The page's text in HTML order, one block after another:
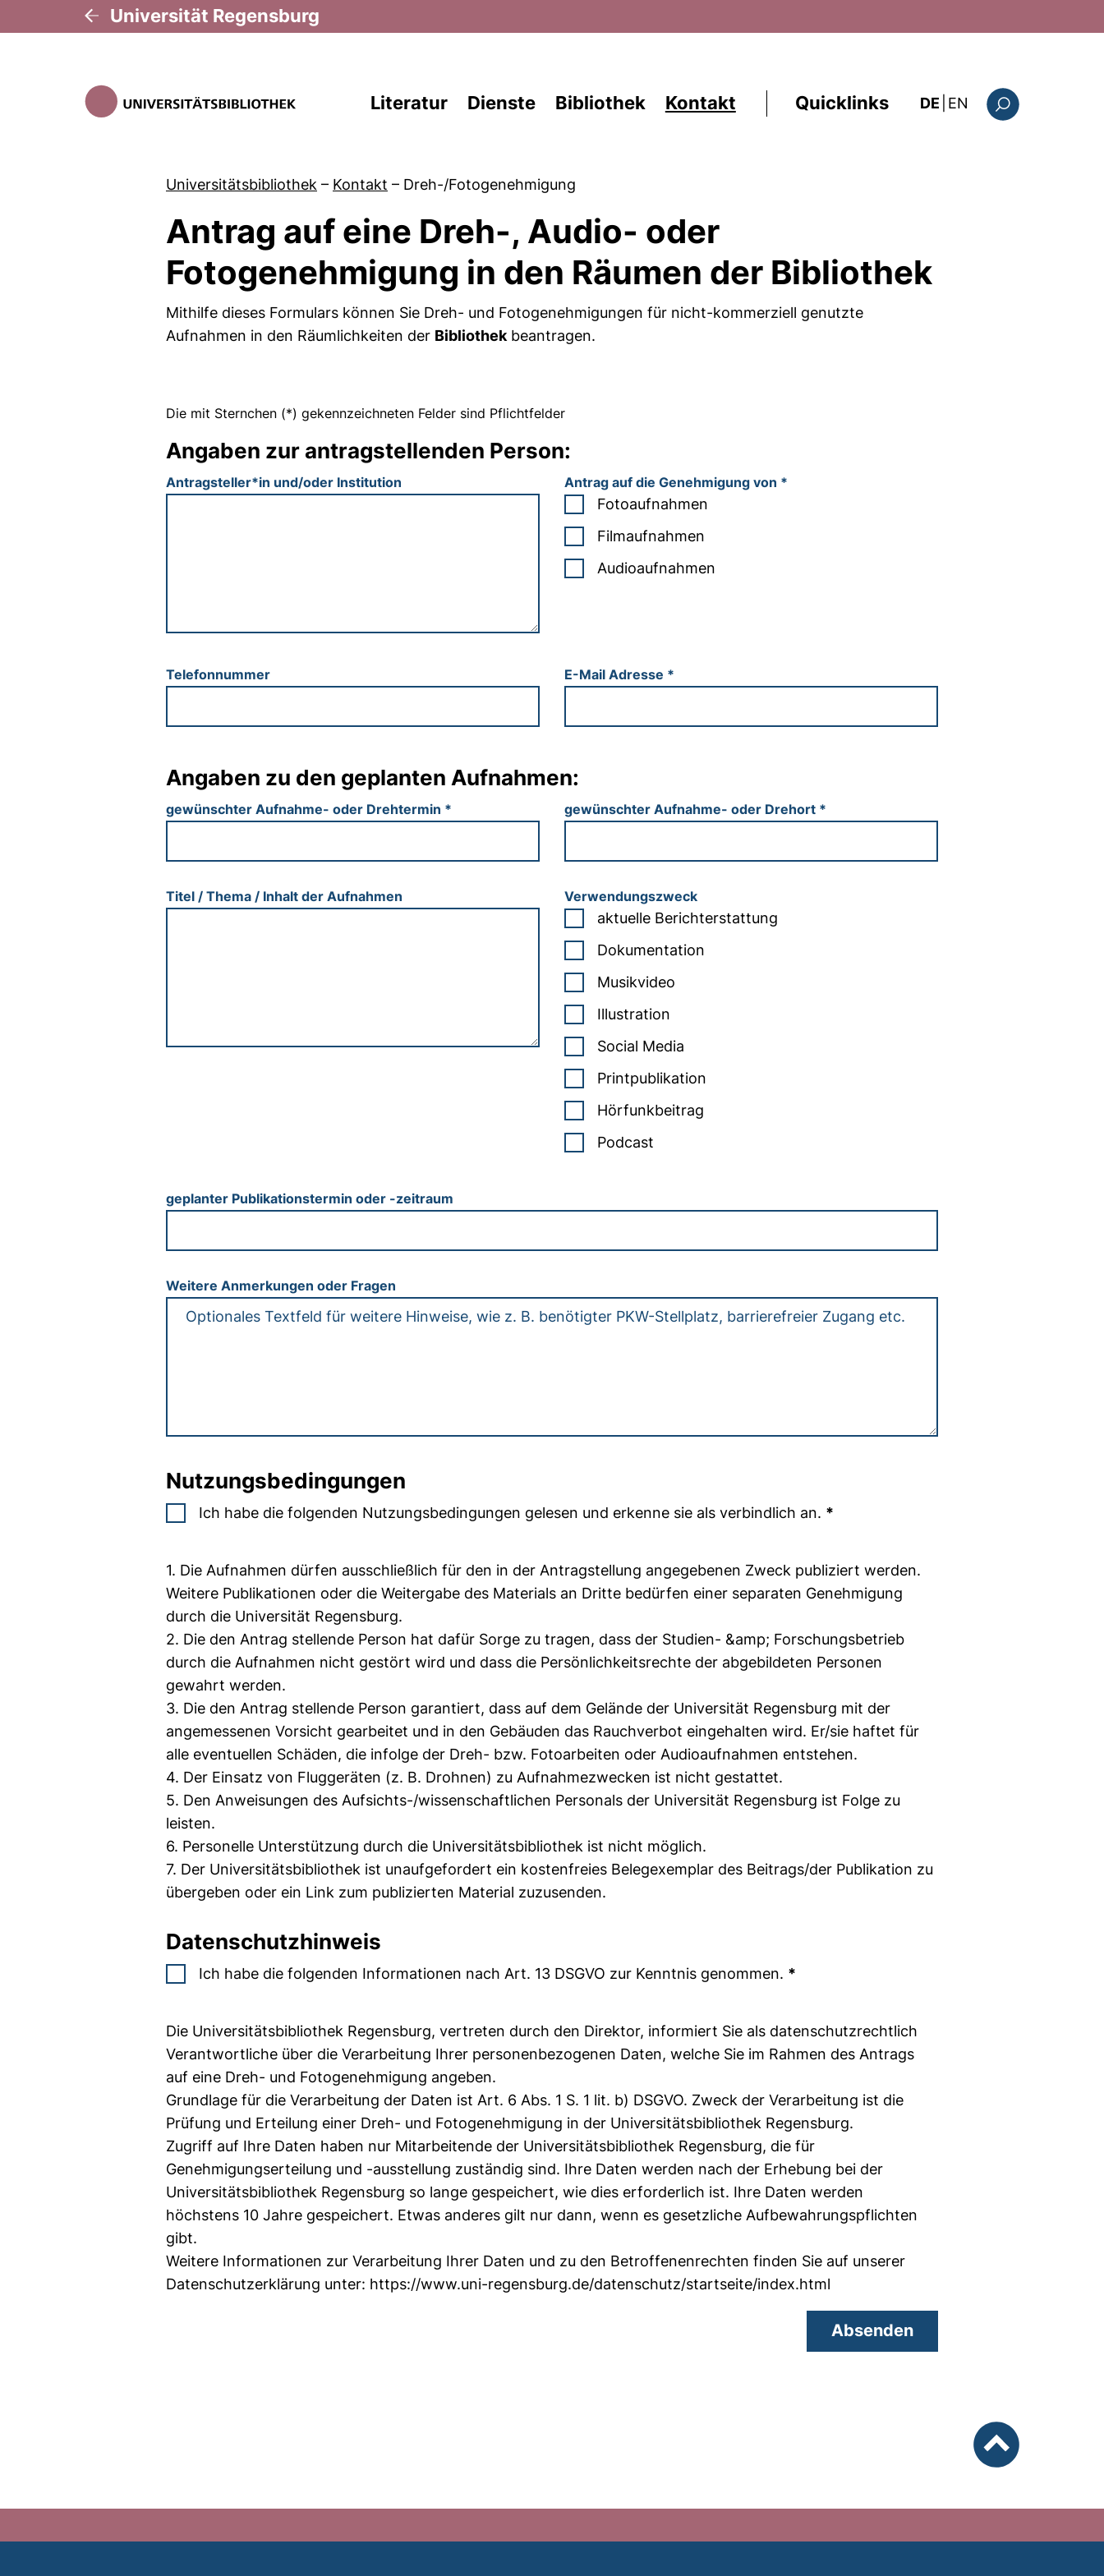
Universität Regensburg
Literatur Dienste Bibliothek Kontakt Quicklinks DE EN : the current page
Universitätsbibliothek – Kontakt – Dreh-/Fotogenehmigung
Antrag auf eine Dreh-, Audio- oder
Fotogenehmigung in den Räumen der Bibliothek
Mithilfe dieses Formulars können Sie Dreh- und Fotogenehmigungen für nicht-kommerziell genutzte
Aufnahmen in den Räumlichkeiten der Bibliothek beantragen.
Die mit Sternchen (*) gekennzeichneten Felder sind Pflichtfelder
Angaben zur antragstellenden Person:
Antragsteller*in und/oder Institution Antrag auf die Genehmigung von *
Fotoaufnahmen
Filmaufnahmen
Audioaufnahmen
Telefonnummer E-Mail Adresse *
Angaben zu den geplanten Aufnahmen:
gewünschter Aufnahme- oder Drehtermin * gewünschter Aufnahme- oder Drehort *
Titel / Thema / Inhalt der Aufnahmen Verwendungszweck
aktuelle Berichterstattung
Dokumentation
Musikvideo
Illustration
Social Media
Printpublikation
Hörfunkbeitrag
Podcast
geplanter Publikationstermin oder -zeitraum
Weitere Anmerkungen oder Fragen
Nutzungsbedingungen
Ich habe die folgenden Nutzungsbedingungen gelesen und erkenne sie als verbindlich an. *
1. Die Aufnahmen dürfen ausschließlich für den in der Antragstellung angegebenen Zweck publiziert werden.
Weitere Publikationen oder die Weitergabe des Materials an Dritte bedürfen einer separaten Genehmigung
durch die Universität Regensburg.
2. Die den Antrag stellende Person hat dafür Sorge zu tragen, dass der Studien- &amp; Forschungsbetrieb
durch die Aufnahmen nicht gestört wird und dass die Persönlichkeitsrechte der abgebildeten Personen
gewahrt werden.
3. Die den Antrag stellende Person garantiert, dass auf dem Gelände der Universität Regensburg mit der
angemessenen Vorsicht gearbeitet und in den Gebäuden das Rauchverbot eingehalten wird. Er/sie haftet für
alle eventuellen Schäden, die infolge der Dreh- bzw. Fotoarbeiten oder Audioaufnahmen entstehen.
4. Der Einsatz von Fluggeräten (z. B. Drohnen) zu Aufnahmezwecken ist nicht gestattet.
5. Den Anweisungen des Aufsichts-/wissenschaftlichen Personals der Universität Regensburg ist Folge zu
leisten.
6. Personelle Unterstützung durch die Universitätsbibliothek ist nicht möglich.
7. Der Universitätsbibliothek ist unaufgefordert ein kostenfreies Belegexemplar des Beitrags/der Publikation zu
übergeben oder ein Link zum publizierten Material zuzusenden.
Datenschutzhinweis
Ich habe die folgenden Informationen nach Art. 13 DSGVO zur Kenntnis genommen. *
Die Universitätsbibliothek Regensburg, vertreten durch den Direktor, informiert Sie als datenschutzrechtlich
Verantwortliche über die Verarbeitung Ihrer personenbezogenen Daten, welche Sie im Rahmen des Antrags
auf eine Dreh- und Fotogenehmigung angeben.
Grundlage für die Verarbeitung der Daten ist Art. 6 Abs. 1 S. 1 lit. b) DSGVO. Zweck der Verarbeitung ist die
Prüfung und Erteilung einer Dreh- und Fotogenehmigung in der Universitätsbibliothek Regensburg.
Zugriff auf Ihre Daten haben nur Mitarbeitende der Universitätsbibliothek Regensburg, die für
Genehmigungserteilung und -ausstellung zuständig sind. Ihre Daten werden nach der Erhebung bei der
Universitätsbibliothek Regensburg so lange gespeichert, wie dies erforderlich ist. Ihre Daten werden
höchstens 10 Jahre gespeichert. Etwas anderes gilt nur dann, wenn es gesetzliche Aufbewahrungspflichten
gibt.
Weitere Informationen zur Verarbeitung Ihrer Daten und zu den Betroffenenrechten finden Sie auf unserer
Datenschutzerklärung unter: https://www.uni-regensburg.de/datenschutz/startseite/index.html
Absenden